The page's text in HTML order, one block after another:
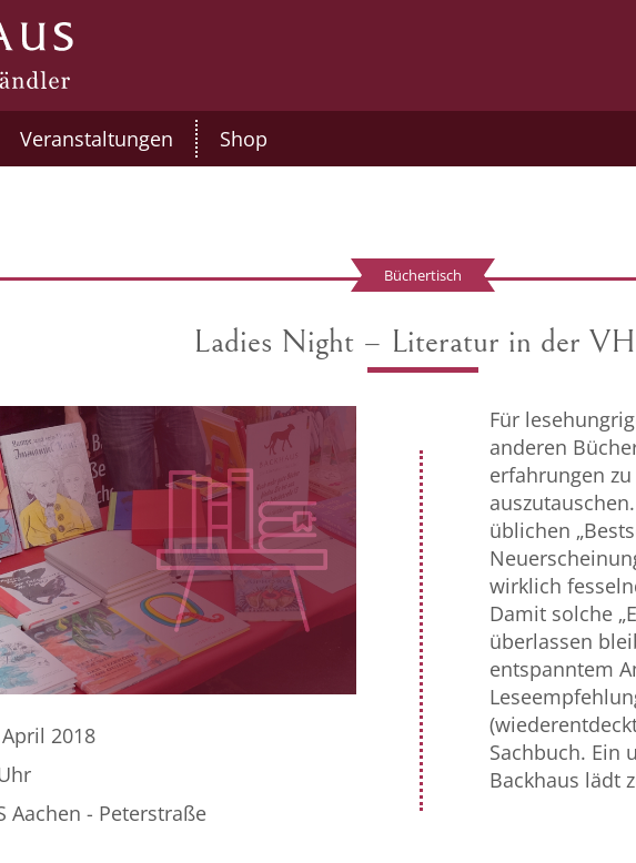
Veranstaltungen Shop
Büchertisch
Ladies Night – Literatur in der
2018
Aachen - Peterstraße
Für
anderen
erfahrungen
üblichen
wirklich
Damit solche
überlassen
entspanntem
Sachbuch. Ein
Backhaus lädt